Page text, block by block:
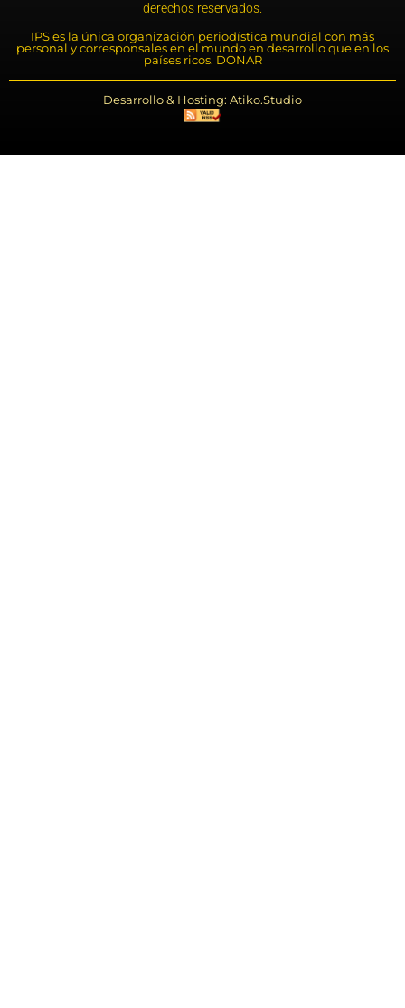
derechos reservados.
IPS es la única organización periodística mundial con más
personal y corresponsales en el mundo en desarrollo que en los
países ricos. DONAR
Desarrollo & Hosting: Atiko.Studio